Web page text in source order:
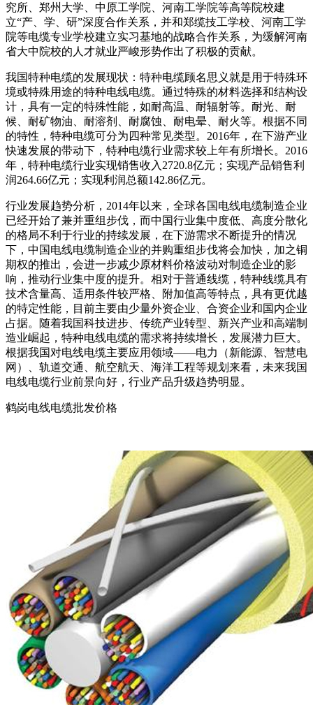
究所、郑州大学、中原工学院、河南工学院等高等院校建
立“产、学、研”深度合作关系，并和郑缆技工学校、河南工学
院等电缆专业学校建立实习基地的战略合作关系，为缓解河南
省大中院校的人才就业严峻形势作出了积极的贡献。
我国特种电缆的发展现状：特种电缆顾名思义就是用于特殊环
境或特殊用途的特种电线电缆。通过特殊的材料选择和结构设
计，具有一定的特殊性能，如耐高温、耐辐射等。耐光、耐
候、耐矿物油、耐溶剂、耐腐蚀、耐电晕、耐火等。根据不同
的特性，特种电缆可分为四种常见类型。2016年，在下游产业
快速发展的带动下，特种电缆行业需求较上年有所增长。2016
年，特种电缆行业实现销售收入2720.8亿元；实现产品销售利
润264.66亿元；实现利润总额142.86亿元。
行业发展趋势分析，2014年以来，全球各国电线电缆制造企业
已经开始了兼并重组步伐，而中国行业集中度低、高度分散化
的格局不利于行业的持续发展，在下游需求不断提升的情况
下，中国电线电缆制造企业的并购重组步伐将会加快，加之铜
期权的推出，会进一步减少原材料价格波动对制造企业的影
响，推动行业集中度的提升。相对于普通线缆，特种线缆具有
技术含量高、适用条件较严格、附加值高等特点，具有更优越
的特定性能，目前主要由少量外资企业、合资企业和国内企业
占据。随着我国科技进步、传统产业转型、新兴产业和高端制
造业崛起，特种电线电缆的需求将持续增长，发展潜力巨大。
根据我国对电线电缆主要应用领域——电力（新能源、智慧电
网）、轨道交通、航空航天、海洋工程等规划来看，未来我国
电线电缆行业前景向好，行业产品升级趋势明显。
鹤岗电线电缆批发价格